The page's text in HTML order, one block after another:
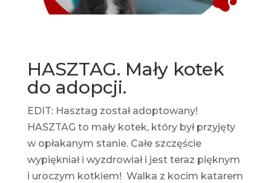
HASZTAG. Mały kotek
do adopcji.
EDIT: Hasztag został adoptowany!
HASZTAG to mały kotek, który był przyjęty
w opłakanym stanie. Całe szczęście
wypiękniał i wyzdrowiał i jest teraz pięknym
i uroczym kotkiem! Walka z kocim katarem